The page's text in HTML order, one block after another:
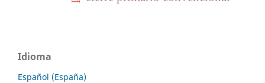
Idioma
Español (España)